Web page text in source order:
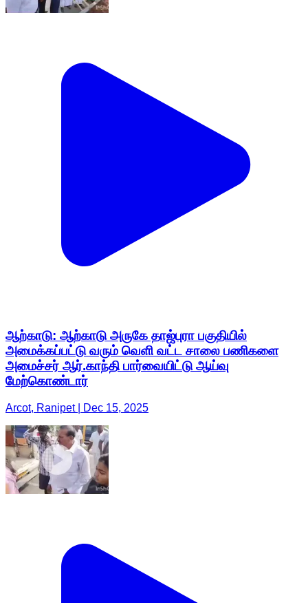
ஆற்காடு: ஆற்காடு அருகே தாஜ்புரா பகுதியில்
அமைக்கப்பட்டு வரும் வெளி வட்ட சாலை பணிகளை
அமைச்சர் ஆர்.காந்தி பார்வையிட்டு ஆய்வு
மேற்கொண்டார்
Arcot, Ranipet | Dec 15, 2025